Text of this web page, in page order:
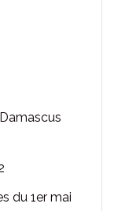
du 1er mai